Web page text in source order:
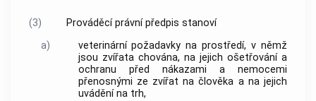
(3)
Prováděcí právní předpis stanoví
a)
veterinární požadavky na prostředí, v němž
jsou zvířata chována, na jejich ošetřování a
ochranu před nákazami a nemocemi
přenosnými ze zvířat na člověka a na jejich
uvádění na trh,